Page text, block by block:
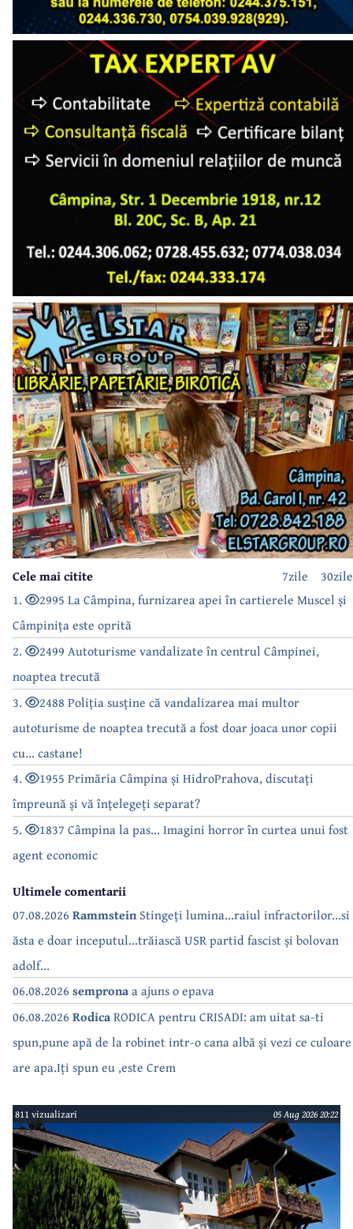
30zile
7zile
Cele mai citite
1.
2995 La Câmpina, furnizarea apei în cartierele Muscel și
Câmpinița este oprită
2.
2499 Autoturisme vandalizate în centrul Câmpinei,
noaptea trecută
3.
2488 Poliția susține că vandalizarea mai multor
autoturisme de noaptea trecută a fost doar joaca unor copii
cu... castane!
4.
1955 Primăria Câmpina și HidroPrahova, discutați
împreună și vă înțelegeți separat?
5.
1837 Câmpina la pas... Imagini horror în curtea unui fost
agent economic
Ultimele comentarii
07.08.2026 RammsteinStingeți lumina...raiul infractorilor...si
ăsta e doar inceputul...trăiască USR partid fascist și bolovan
adolf...
06.08.2026 sempronaa ajuns o epava
06.08.2026 RodicaRODICA pentru CRISADI: am uitat sa-ti
spun,pune apă de la robinet intr-o cana albă și vezi ce culoare
are apa.Iți spun eu ,este Crem
811 vizualizari 05 Aug 2026 20:22